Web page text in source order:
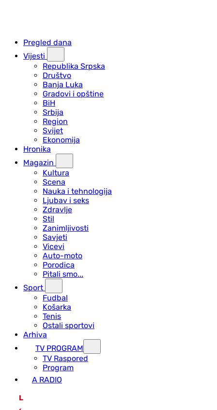
Pregled dana
Vijesti
Republika Srpska
Društvo
Banja Luka
Gradovi i opštine
BiH
Srbija
Region
Svijet
Ekonomija
Hronika
Magazin
Kultura
Scena
Nauka i tehnologija
Ljubav i seks
Zdravlje
Stil
Zanimljivosti
Savjeti
Vicevi
Auto-moto
Porodica
Pitali smo...
Sport
Fudbal
Košarka
Tenis
Ostali sportovi
Arhiva
TV PROGRAM
ТV Raspored
Program
A RADIO
L